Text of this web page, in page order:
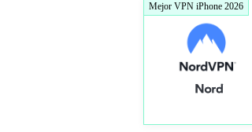
Mejor VPN iPhone 2026